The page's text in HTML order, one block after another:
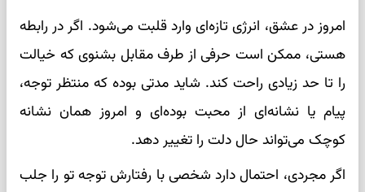
امروز در عشق، انرژی تازه‌ای وارد قلبت می‌شود. اگر در رابطه
هستی، ممکن است حرفی از طرف مقابل بشنوی که خیالت
را تا حد زیادی راحت کند. شاید مدتی بوده که منتظر توجه،
پیام یا نشانه‌ای از محبت بوده‌ای و امروز همان نشانه
کوچک می‌تواند حال دلت را تغییر دهد.
اگر مجردی، احتمال دارد شخصی با رفتارش توجه تو را جلب